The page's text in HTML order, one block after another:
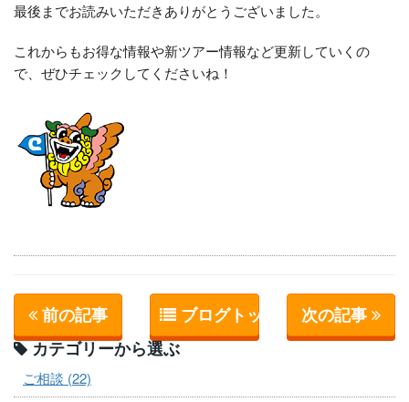
最後までお読みいただきありがとうございました。
これからもお得な情報や新ツアー情報など更新していくの
で、ぜひチェックしてくださいね！
前の記事 ブログトップへ 次の記事
カテゴリーから選ぶ
ご相談 (22)